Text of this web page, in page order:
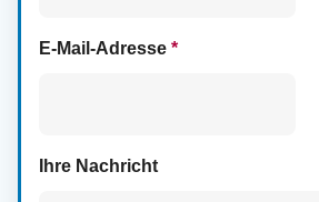
E-Mail-Adresse *
Ihre Nachricht